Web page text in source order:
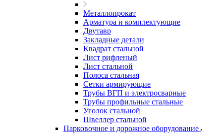
Металлопрокат
Арматура и комплектующие
Двутавр
Закладные детали
Квадрат стальной
Лист рифленый
Лист стальной
Полоса стальная
Сетки армирующие
Трубы ВГП и электросварные
Трубы профильные стальные
Уголок стальной
Швеллер стальной
Парковочное и дорожное оборудование